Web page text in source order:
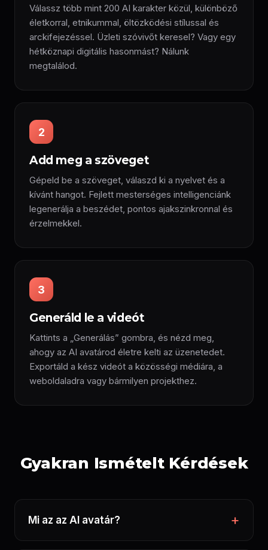
Válassz több mint 200 AI karakter közül, különböző
életkorral, etnikummal, öltözködési stílussal és
arckifejezéssel. Üzleti szóvivőt keresel? Vagy egy
hétköznapi digitális hasonmást? Nálunk
megtalálod.
2
Add meg a szöveget
Gépeld be a szöveget, válaszd ki a nyelvet és a
kívánt hangot. Fejlett mesterséges intelligenciánk
legenerálja a beszédet, pontos ajakszinkronnal és
érzelmekkel.
3
Generáld le a videót
Kattints a „Generálás” gombra, és nézd meg,
ahogy az AI avatárod életre kelti az üzenetedet.
Exportáld a kész videót a közösségi médiára, a
weboldaladra vagy bármilyen projekthez.
Gyakran Ismételt Kérdések
Mi az az AI avatár?